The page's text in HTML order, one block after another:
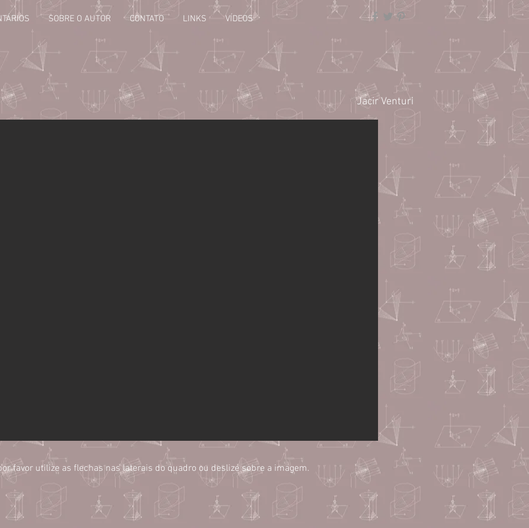
SOBRE O AUTOR CONTATO LINKS VÍDEOS
Jacir Venturi
favor utilize as flechas nas laterais do quadro ou deslize sobre a imagem.